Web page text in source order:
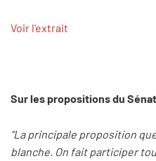
Voir l'extrait
Sur les propositions du
“La principale proposition
blanche. On fait participer